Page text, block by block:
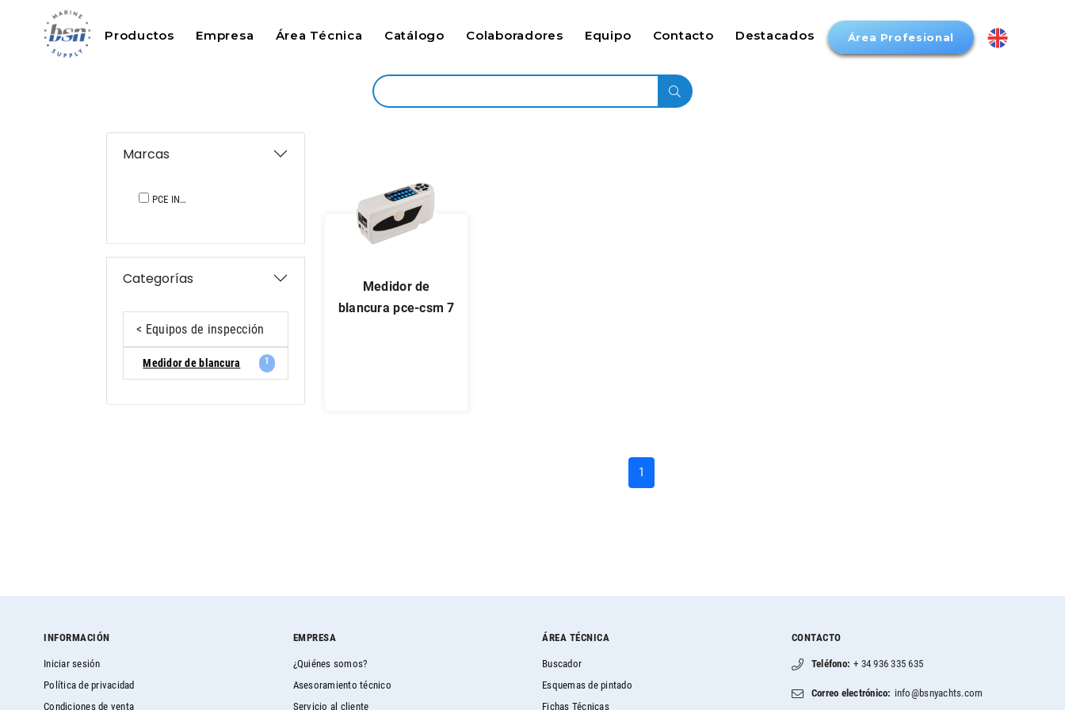
Productos Empresa Área Técnica Catálogo Colaboradores Equipo Contacto Destacados Área Profesional
Marcas
PCE INSTRUMENTS
Categorías
< Equipos de inspección
Medidor de blancura 1
medidor de
blancura pce-csm 7
1
INFORMACIÓN
Iniciar sesión
Política de privacidad
Condiciones de venta
EMPRESA
¿Quiénes somos?
Asesoramiento técnico
Servicio al cliente
ÁREA TÉCNICA
Buscador
Esquemas de pintado
Fichas Técnicas
CONTACTO
Teléfono: + 34 936 335 635
Correo electrónico: info@bsnyachts.com